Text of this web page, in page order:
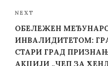
Next
Post
NEXT
ОБЕЛЕЖЕН
ИНВАЛИДИТЕТОМ:
СТАРИ ГРАД
АКЦИЈИ „ЧЕП ЗА